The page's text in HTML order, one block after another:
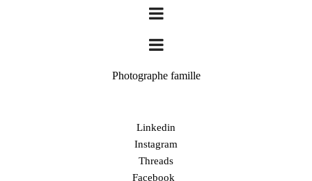
Photographe famille
Linkedin
Instagram
Threads
Facebook